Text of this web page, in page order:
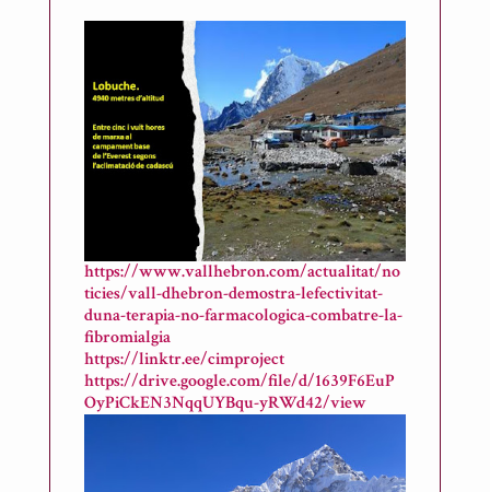
https://www.vallhebron.com/actualitat/no
ticies/vall-dhebron-demostra-lefectivitat-
duna-terapia-no-farmacologica-combatre-la-
fibromialgia
https://linktr.ee/cimproject
https://drive.google.com/file/d/1639F6EuP
OyPiCkEN3NqqUYBqu-yRWd42/view